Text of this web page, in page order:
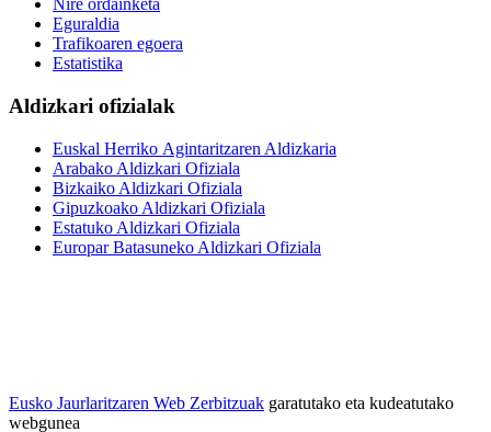
Nire ordainketa
Eguraldia
Trafikoaren egoera
Estatistika
Aldizkari ofizialak
Euskal Herriko Agintaritzaren Aldizkaria
Arabako Aldizkari Ofiziala
Bizkaiko Aldizkari Ofiziala
Gipuzkoako Aldizkari Ofiziala
Estatuko Aldizkari Ofiziala
Europar Batasuneko Aldizkari Ofiziala
Eusko Jaurlaritzaren Web Zerbitzuak garatutako eta kudeatutako
webgunea